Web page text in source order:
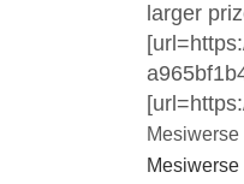
larger
Mesiwerse
Mesiwerse